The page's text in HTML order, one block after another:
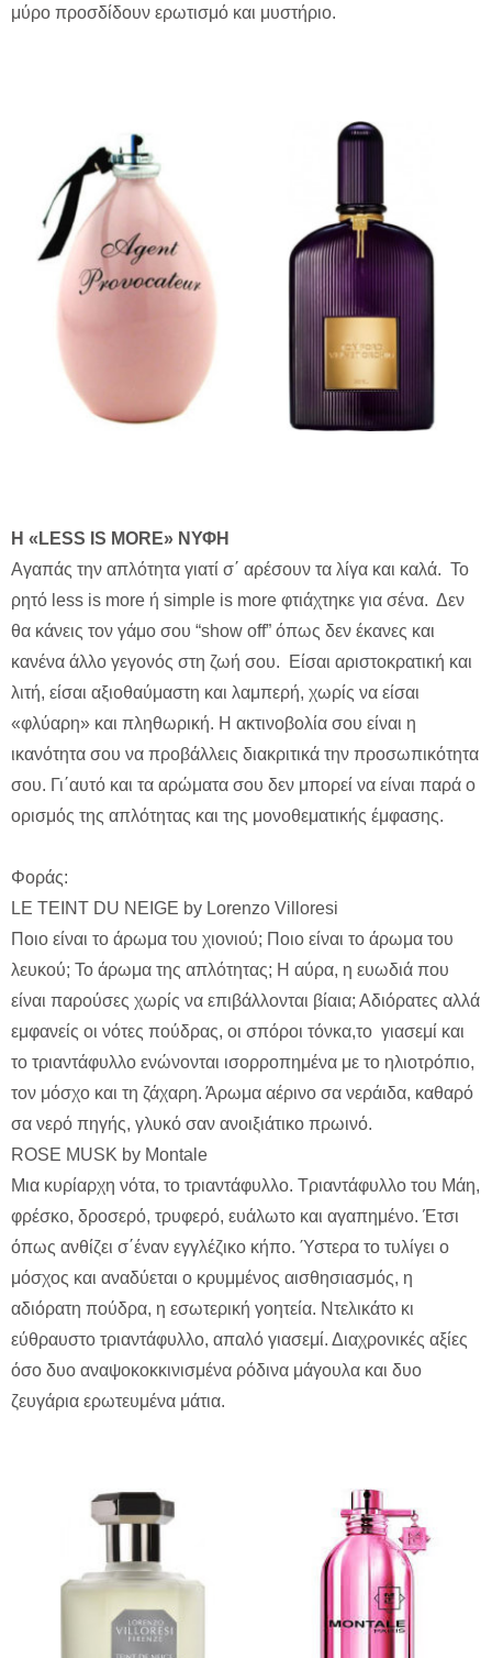
μύρο προσδίδουν ερωτισμό και μυστήριο.
H «LESS IS MORE» ΝΥΦΗ
Αγαπάς την απλότητα γιατί σ΄ αρέσουν τα λίγα και καλά. Το
ρητό less is more ή simple is more φτιάχτηκε για σένα. Δεν
θα κάνεις τον γάμο σου “show off” όπως δεν έκανες και
κανένα άλλο γεγονός στη ζωή σου. Είσαι αριστοκρατική και
λιτή, είσαι αξιοθαύμαστη και λαμπερή, χωρίς να είσαι
«φλύαρη» και πληθωρική. Η ακτινοβολία σου είναι η
ικανότητα σου να προβάλλεις διακριτικά την προσωπικότητα
σου. Γι΄αυτό και τα αρώματα σου δεν μπορεί να είναι παρά ο
ορισμός της απλότητας και της μονοθεματικής έμφασης.
Φοράς:
LE TEINT DU NEIGE by Lorenzo Villoresi
Ποιο είναι το άρωμα του χιονιού; Ποιο είναι το άρωμα του
λευκού; Το άρωμα της απλότητας; Η αύρα, η ευωδιά που
είναι παρούσες χωρίς να επιβάλλονται βίαια; Αδιόρατες αλλά
εμφανείς οι νότες πούδρας, οι σπόροι τόνκα,το γιασεμί και
το τριαντάφυλλο ενώνονται ισορροπημένα με το ηλιοτρόπιο,
τον μόσχο και τη ζάχαρη. Άρωμα αέρινο σα νεράιδα, καθαρό
σα νερό πηγής, γλυκό σαν ανοιξιάτικο πρωινό.
ROSE MUSK by Montale
Μια κυρίαρχη νότα, το τριαντάφυλλο. Τριαντάφυλλο του Μάη,
φρέσκο, δροσερό, τρυφερό, ευάλωτο και αγαπημένο. Έτσι
όπως ανθίζει σ΄έναν εγγλέζικο κήπο. Ύστερα το τυλίγει ο
μόσχος και αναδύεται ο κρυμμένος αισθησιασμός, η
αδιόρατη πούδρα, η εσωτερική γοητεία. Ντελικάτο κι
εύθραυστο τριαντάφυλλο, απαλό γιασεμί. Διαχρονικές αξίες
όσο δυο αναψοκοκκινισμένα ρόδινα μάγουλα και δυο
ζευγάρια ερωτευμένα μάτια.